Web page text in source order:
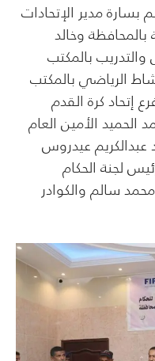
مدير الإتحادات
بالمحافظة وخالد
والتدريب بالمكتب
الرياضي بالمكتب
إتحاد كرة القدم
الحميد الأمين العام
عبدالكريم عيدروس
لجنة الحكام
سالم والكوادر